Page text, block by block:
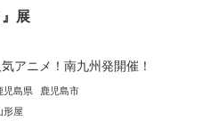
展
アニメ！南九州発開催！
児島県
鹿児島市
形屋